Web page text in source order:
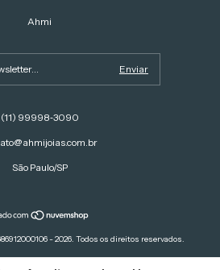
Ahmi
(11) 99998‑3090‬
São Paulo/SP
- 2026. Todos os direitos reservados.